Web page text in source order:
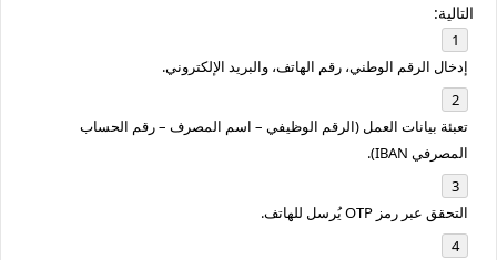
التالية:
إدخال الرقم الوطني، رقم الهاتف، والبريد الإلكتروني.
تعبئة بيانات العمل (الرقم الوظيفي – اسم المصرف – رقم الحساب
المصرفي IBAN).
التحقق عبر رمز OTPيُرسل للهاتف.